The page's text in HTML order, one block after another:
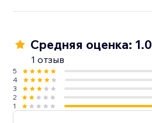
Средняя оценка: 1.0
1 отзыв
5
4
3
2
1